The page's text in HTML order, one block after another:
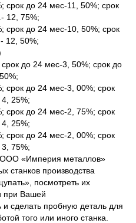
срок до 24 мес-11, 50%; срок
12, 75%;
срок до 24 мес-10, 50%; срок
12, 50%;
до 24 мес-3, 50%; срок до
срок до 24 мес-3, 00%; срок
25%;
срок до 24 мес-2, 75%; срок
25%;
срок до 24 мес-2, 00%; срок
75%;
«Империя металлов»
станков производства
посмотреть их
при Вашей
и сделать пробную деталь для
того или иного станка.